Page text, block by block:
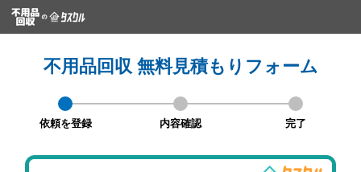
不用品回収 無料見積もりフォーム
依頼を登録 内容確認 完了